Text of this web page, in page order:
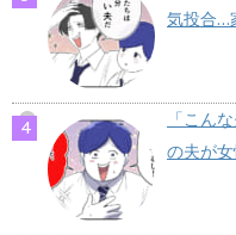
気投合…
「こん
の夫が